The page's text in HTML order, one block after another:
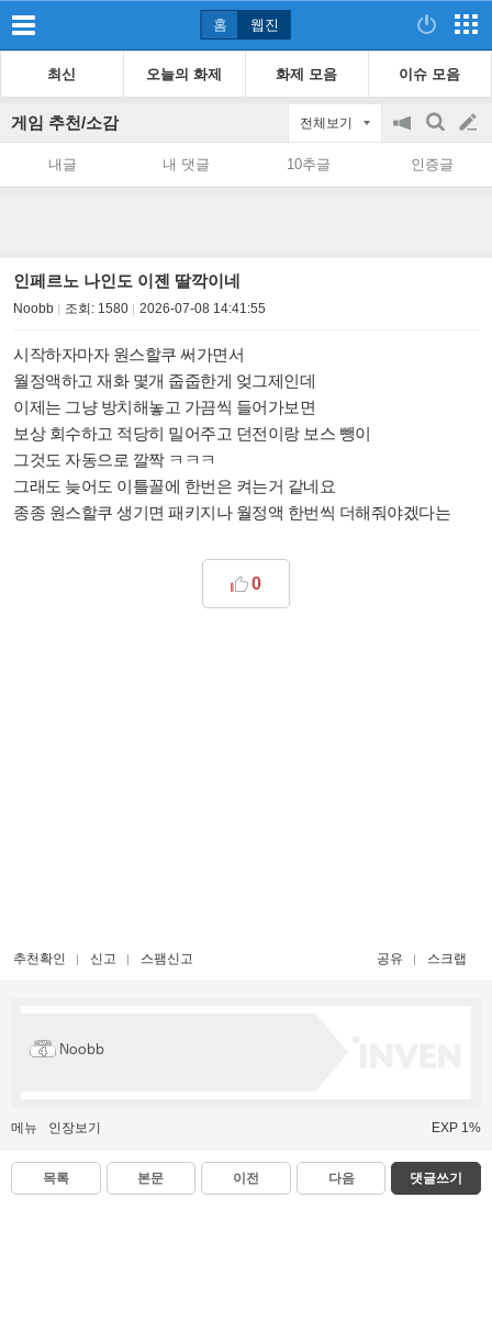
홈 웹진
최신 오늘의 화제 화제 모음 이슈 모음
게임 추천/소감 전체보기
공
on/off
검
색
글
쓰
내글 내 댓글 10추글 인증글
인페르노 나인도 이젠 딸깍이네
Noobb 조회: 1580 2026-07-08 14:41:55
시작하자마자 원스할쿠 써가면서
월정액하고 재화 몇개 줍줍한게 엊그제인데
이제는 그냥 방치해놓고 가끔씩 들어가보면
보상 회수하고 적당히 밀어주고 던전이랑 보스 뺑이
그것도 자동으로 깔짝 ㅋㅋㅋ
그래도 늦어도 이틀꼴에 한번은 켜는거 같네요
종종 원스할쿠 생기면 패키지나 월정액 한번씩 더해줘야겠다는
0
추천확인 신고 스팸신고 공유 스크랩
Noobb
메뉴 인장보기 EXP 1%
목록 본문 이전 다음 댓글쓰기